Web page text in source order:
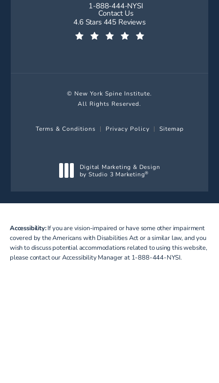
Call New York Spine Institute on
1-888-444-NYSI
Contact Us
New York Spine Institute reviews:
4.6 Stars 445 Reviews
© New York Spine Institute.
All Rights Reserved.
Terms & Conditions Privacy Policy Sitemap
Digital Marketing & Design
by Studio 3 Marketing®
Accessibility:If you are vision-impaired or have some other impairment
covered by the Americans with Disabilities Act or a similar law, and you
wish to discuss potential accommodations related to using this website,
please contact our Accessibility Manager at 1-888-444-NYSI.